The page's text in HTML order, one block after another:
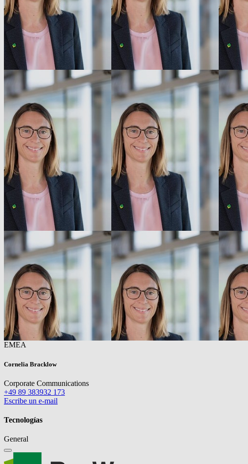
EMEA
Cornelia Bracklow
Corporate Communications
+49 89 383932 173
Escribe un e-mail
Tecnologías
General